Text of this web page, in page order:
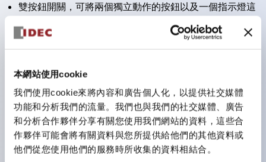
本網站使用cookie
我們使用cookie來將內容和廣告個人化，以提供社交媒體
功能和分析我們的流量。我們也與我們的社交媒體、廣告
和分析合作夥伴分享有關您使用我們網站的資料，這些合
作夥伴可能會將有關資料與您所提供給他們的其他資料或
他們從您使用他們的服務時所收集的資料相結合。
雙按鈕開關，可將兩個獨立動作的按鈕以及一個指示燈這
三種功能集結於一顆開關。
完整支援全球各地需求的多種電壓規格。
需分色管理的 LED 燈泡，如今可用單一顆燈泡呈現多種
顏色。
支援色彩通用設計（CUD）：可清楚辨識正方平頭形指
示燈的亮燈/熄燈狀態，以及點燈時的顏色識別。
符合 ISO 3864-4 安全色規範：在危險或緊急狀況下，